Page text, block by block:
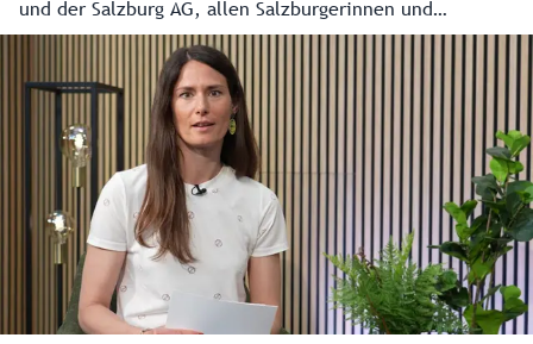
und der Salzburg AG, allen Salzburgerinnen und
Salzburgern kostenlose, produktneutrale und unabhängige
Beratung in allen Energiefragen an. In diesem Video erklärt
Energieberater Georg Thor die digitale
Informationsbeschaffung im Rahmen der Energieberatung
und was alles digital abläuft.